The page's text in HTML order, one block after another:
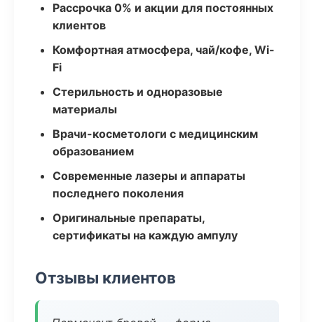
Рассрочка 0% и акции для постоянных
клиентов
Комфортная атмосфера, чай/кофе, Wi-
Fi
Стерильность и одноразовые
материалы
Врачи-косметологи с медицинским
образованием
Современные лазеры и аппараты
последнего поколения
Оригинальные препараты,
сертификаты на каждую ампулу
Отзывы клиентов